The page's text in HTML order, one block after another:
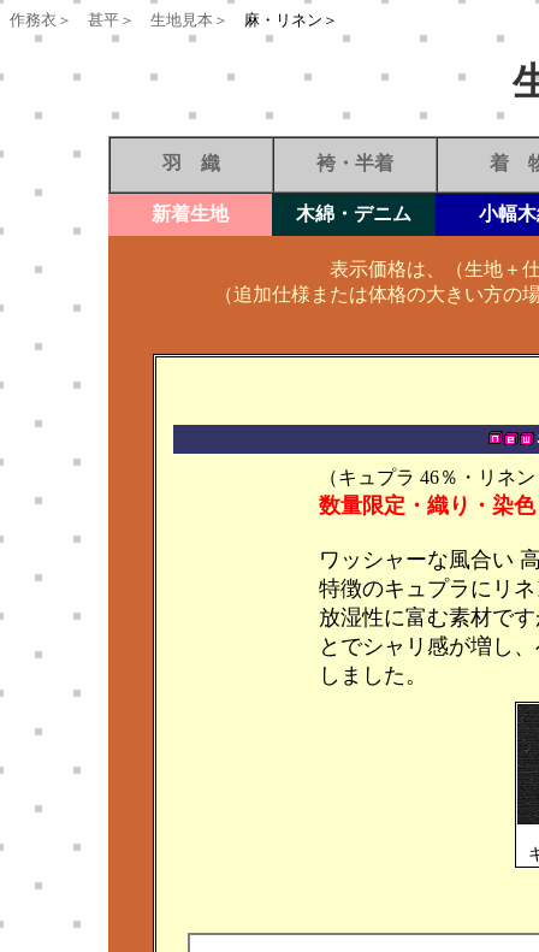
作務衣＞ 甚平＞ 生地見本＞ 麻・リネン＞
羽 織 袴・半着 着
新着生地 木綿・デニム 小幅
表示価格は、（生地＋
（追加仕様または体格の大きい方の
（キュプラ 46％・リネ
数量限定・織り・染
ワッシャーな風合い
特徴のキュプラにリ
放湿性に富む素材で
とでシャリ感が増し
しました。